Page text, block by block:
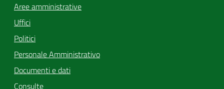
Aree amministrative
Uffici
Politici
Personale Amministrativo
Documenti e dati
Consulte